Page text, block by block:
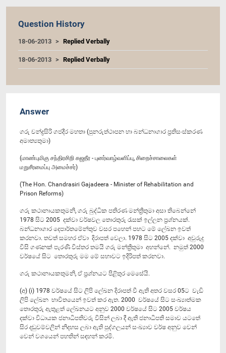
Question History
18-06-2013 Replied Verbally
18-06-2013 Replied Verbally
Answer
ගරු චන්ද්‍රසිරි ගජදීර මහතා (පුනරුත්ථාපන හා බන්ධනාගාර ප්‍රතිසංස්කරණ
අමාත්‍යතුමා)
(மாண்புமிகு சந்திரசிறி கஜதீர - புனர்வாழ்வளிப்பு, சிறைச்சாலைகள்
மறுசீரமைப்பு அமைச்சர்)
(The Hon. Chandrasiri Gajadeera - Minister of Rehabilitation and
Prison Reforms)
ගරු කථානායකතුමනි, ගරු බුද්ධික පතිරණ මන්ත්‍රීතුමා අසා තිබෙන්නේ
1978 සිට 2005 දක්වා වර්ෂවල තොරතුරු රැසක් ඉල්ලන ප්‍රශ්නයක්.
බන්ධනාගාර දෙපාර්තමේන්තුව වසර පහෙන් පහට මේ ලේඛන ඉවත්
කරනවා. තවත් සමහර ඒවා දිරාපත් වෙලා. 1978 සිට 2005 දක්වා අවුරුදු
විසි ගණනක් පැරණි විස්තර තමයි ගරු මන්ත්‍රීතුමා අහන්නේ. නමුත් 2000
වර්ෂයේ සිට තොරතුරු මම මේ සභාවට ඉදිරිපත් කරනවා.
ගරු කථානායකතුමනි, ඒ ප්‍රශ්නයට පිළිතුර මෙසේයි.
(අ) (i) 1978 වර්ෂයේ සිට ලිපි ලේඛන දිරාපත් වී ඇති අතර වසර 05ට වැඩි
ලිපි ලේඛන භාවිතයෙන් ඉවත් කර ඇත. 2000 වර්ෂයේ සිට සංඛ්‍යාත්මක
තොරතුරු ඇතුළත් ලේඛනයට අනුව 2000 වර්ෂයේ සිට 2005 වර්ෂය
දක්වා විධායක ජනාධිපතිවරු විසින් ලබා දී ඇති ජනාධිපති සමාව යටතේ
සිර දඬුවම්වලින් නිදහස ලබා ඇති පුද්ගලයන් සංඛ්‍යාව වර්ෂ අනුව වෙන්
වෙන් වශයෙන් පහතින් සඳහන් කරමි.